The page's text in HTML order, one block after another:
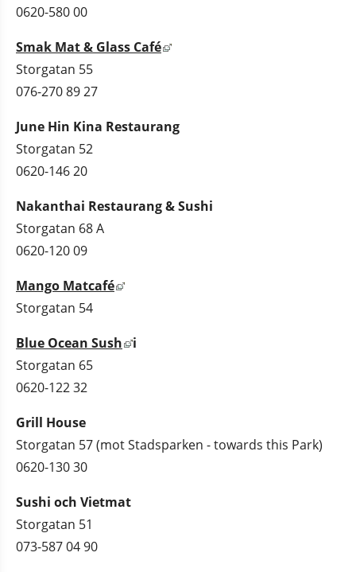
0620-580 00
Smak Mat & Glass Café Länk till annan webbplats,
Storgatan 55
076-270 89 27
June Hin Kina Restaurang
Storgatan 52
0620-146 20
Nakanthai Restaurang & Sushi
Storgatan 68 A
0620-120 09
Mango Matcafé Länk till annan webbplats, öppnas i
Storgatan 54
Blue Ocean Sush Länk till annan webbplats,
i
Storgatan 65
0620-122 32
Grill House
Storgatan 57 (mot Stadsparken - towards this Park)
0620-130 30
Sushi och Vietmat
Storgatan 51
073-587 04 90